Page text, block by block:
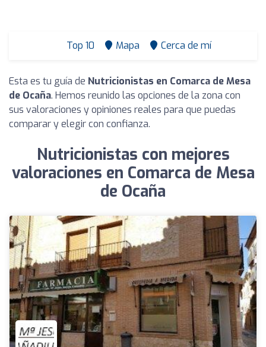
Top 10 Mapa Cerca de mí
Esta es tu guía de Nutricionistas en Comarca de Mesa
de Ocaña. Hemos reunido las opciones de la zona con
sus valoraciones y opiniones reales para que puedas
comparar y elegir con confianza.
Nutricionistas con mejores
valoraciones en Comarca de Mesa
de Ocaña